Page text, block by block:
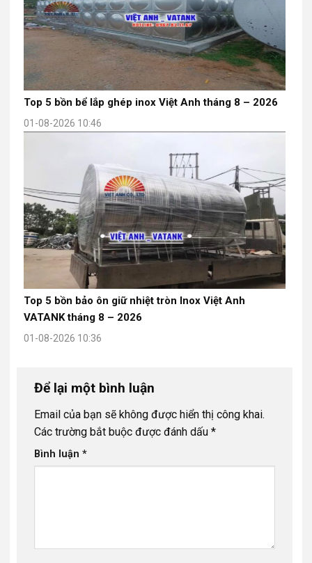
Top 5 bồn bể lắp ghép inox Việt Anh tháng 8 – 2026
01-08-2026 10:46
Top 5 bồn bảo ôn giữ nhiệt tròn Inox Việt Anh
VATANK tháng 8 – 2026
01-08-2026 10:36
Để lại một bình luận
Email của bạn sẽ không được hiển thị công khai.
Các trường bắt buộc được đánh dấu *
Bình luận *